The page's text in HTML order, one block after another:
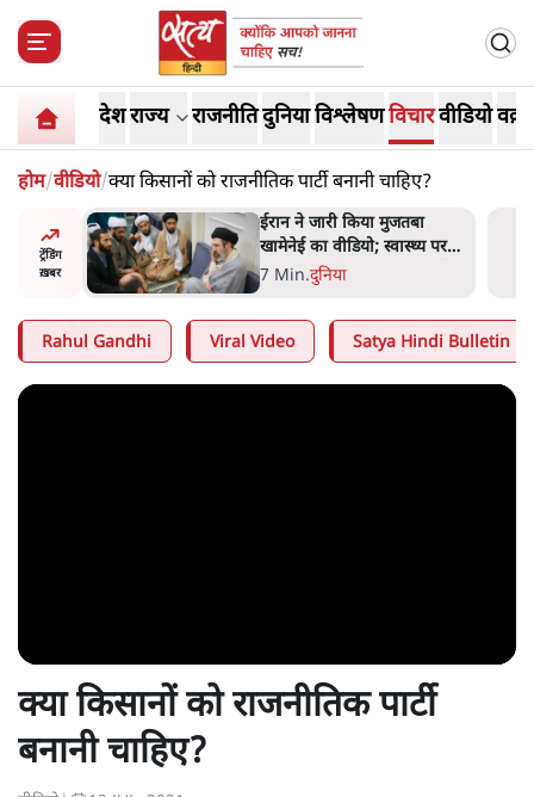
देशराज्य राजनीतिदुनियाविश्लेषणविचारवीडियो
होम/वीडियो/क्या किसानों को राजनीतिक पार्टी बनानी चाहिए?
ट्रेंडिंग
ख़बर
पर
थीं
NALSAR दीक्षांत समारोह के मुख्य
अतिथि के रूप में CJI सूर्यकांत का
छात्रों ने किया विरोध
6 Min.तेलंगाना
Rahul Gandhi Viral Video Satya Hindi Bulletin
क्या किसानों को राजनीतिक पार्टी
बनानी चाहिए?